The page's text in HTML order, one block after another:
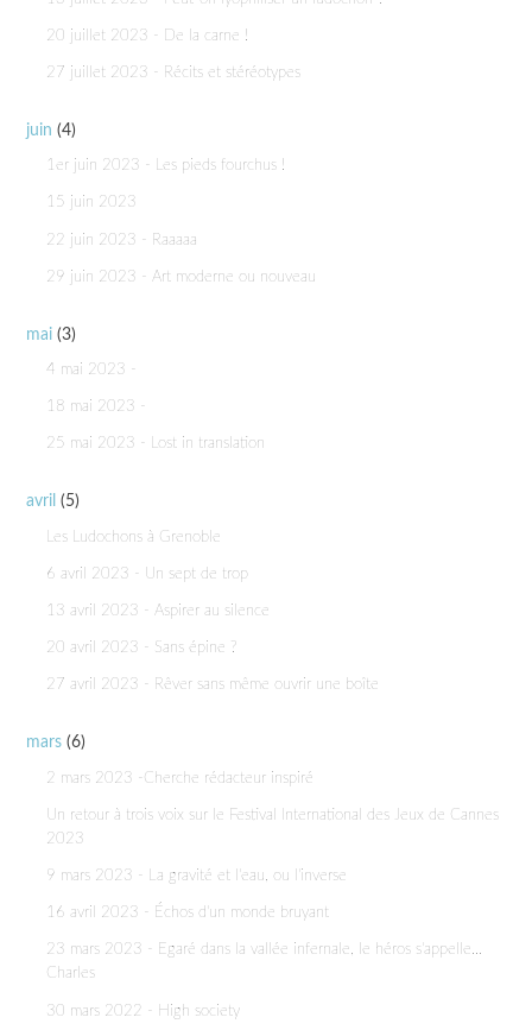
20 juillet 2023 - De la carne !
27 juillet 2023 - Récits et stéréotypes
juin (4)
1er juin 2023 - Les pieds fourchus !
15 juin 2023
22 juin 2023 - Raaaaa
29 juin 2023 - Art moderne ou nouveau
mai (3)
4 mai 2023 -
18 mai 2023 -
25 mai 2023 - Lost in translation
avril (5)
Les Ludochons à Grenoble
6 avril 2023 - Un sept de trop
13 avril 2023 - Aspirer au silence
20 avril 2023 - Sans épine ?
27 avril 2023 - Rêver sans même ouvrir une boîte
mars (6)
2 mars 2023 -Cherche rédacteur inspiré
Un retour à trois voix sur le Festival International des Jeux de Cannes
2023
9 mars 2023 - La gravité et l'eau, ou l'inverse
16 avril 2023 - Échos d'un monde bruyant
23 mars 2023 - Egaré dans la vallée infernale, le héros s'appelle...
Charles
30 mars 2022 - High society